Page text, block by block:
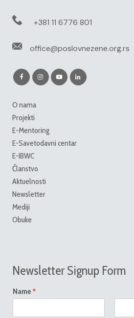
+381 11 6776 801
office@poslovnezene.org.rs
O nama
Projekti
E-Mentoring
E-Savetodavni centar
E-IBWC
Članstvo
Aktuelnosti
Newsletter
Mediji
Obuke
Newsletter Signup Form
Name *